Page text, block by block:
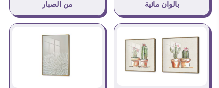
بالوان مائية
من الصبار